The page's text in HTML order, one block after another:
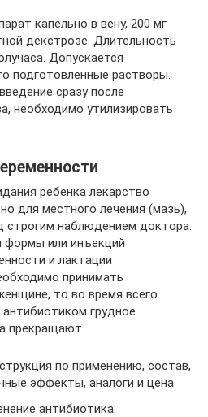
капельно в вену, 200 мг
декстрозе. Длительность
Допускается
подготовленные растворы.
сразу после
необходимо утилизировать
ребенка лекарство
для местного лечения (мазь),
строгим наблюдением доктора.
формы или инъекций
и лактации
принимать
то во время всего
антибиотиком грудное
прекращают.
по применению, состав,
эффекты, аналоги и цена
антибиотика